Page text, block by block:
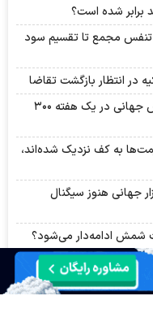
برابر شده است؟
بورسی ۱۸ مرداد ۱۴۰۵ | از تنفس مجمع تا تقسیم سود
در انتظار بازگشت تقاضا
طلا روی موج ضعف بازار کار آمریکا/ اونس جهانی در یک هفته ۳۰۰
به کف نزدیک شده‌اند،
جهانی هنوز سیگنال
افت شمش ادامه‌دار می‌شود؟
در دوراهی ۹۳ تا ۹۶ دلار/ ریسک عرضه، برگ برنده بازار